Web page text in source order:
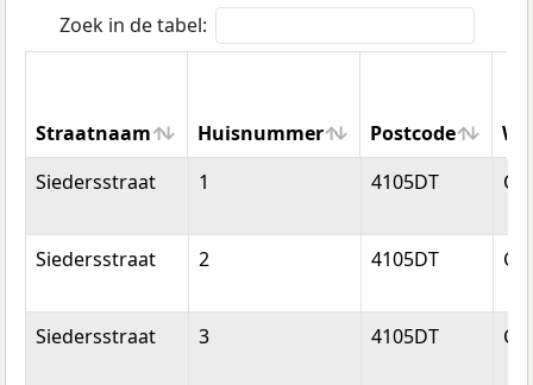
Zoek in de tabel:
Straatnaam Huisnummer Postcode
Straatnaam
Huisnummer Postcode
Siedersstraat 1 4105DT
Siedersstraat 2 4105DT
Siedersstraat 3 4105DT